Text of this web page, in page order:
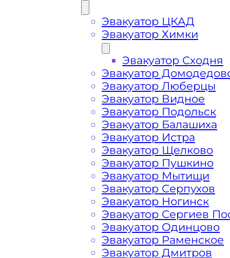
Эвакуатор ЦКАД
Эвакуатор Химки
Эвакуатор Сходня
Эвакуатор
Эвакуатор Люберцы
Эвакуатор Видное
Эвакуатор Подольск
Эвакуатор Балашиха
Эвакуатор Истра
Эвакуатор Щелково
Эвакуатор Пушкино
Эвакуатор Мытищи
Эвакуатор Серпухов
Эвакуатор Ногинск
Эвакуатор Сергиев
Эвакуатор Одинцово
Эвакуатор Раменское
Эвакуатор Дмитров